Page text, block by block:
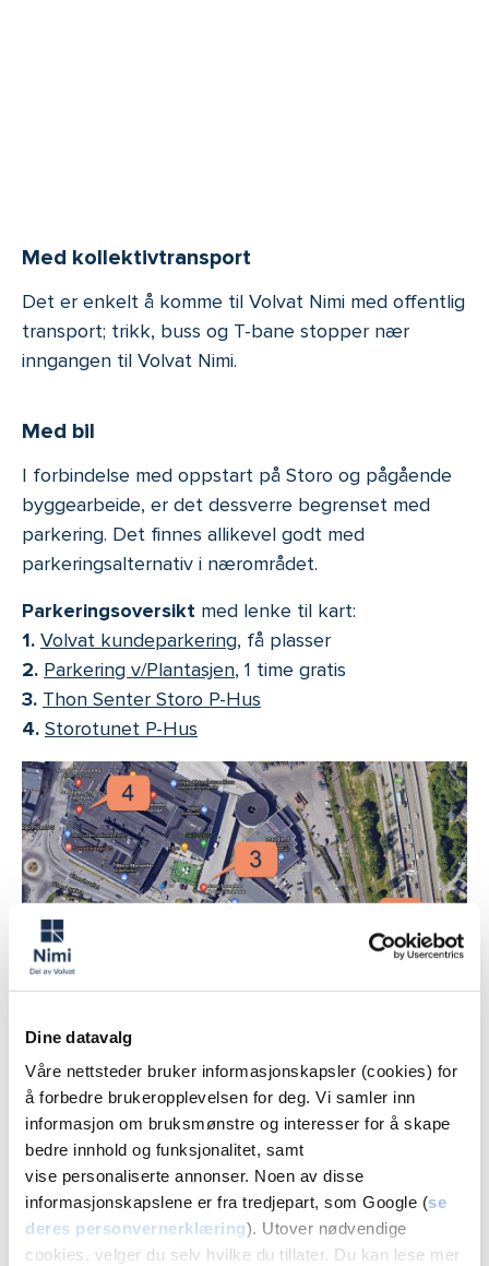
Dine datavalg
Våre nettsteder bruker informasjonskapsler (cookies) for
å forbedre brukeropplevelsen for deg. Vi samler inn
informasjon om bruksmønstre og interesser for å skape
bedre innhold og funksjonalitet, samt
vise personaliserte annonser. Noen av disse
informasjonskapslene er fra tredjepart, som Google (se
deres personvernerklæring). Utover nødvendige
cookies, velger du selv hvilke du tillater. Du kan lese mer
Med kollektivtransport
Det er enkelt å komme til Volvat Nimi med offentlig
transport; trikk, buss og T-bane stopper nær
inngangen til Volvat Nimi.
Med bil
I forbindelse med oppstart på Storo og pågående
byggearbeide, er det dessverre begrenset med
parkering. Det finnes allikevel godt med
parkeringsalternativ i nærområdet.
Parkeringsoversikt med lenke til kart:
1. Volvat kundeparkering, få plasser
2. Parkering v/Plantasjen, 1 time gratis
3. Thon Senter Storo P-Hus
4. Storotunet P-Hus
Bli oppringt
Legg igjen navn og nummer, så ringer vi deg